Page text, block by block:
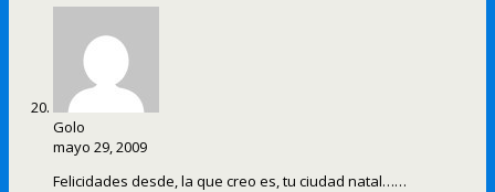
Golo
mayo 29, 2009
Felicidades desde, la que creo es, tu ciudad natal……